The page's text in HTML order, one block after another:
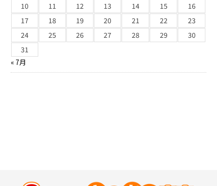
10
11 12 13 14 15
16
17
18 19 20 21 22
23
24
25 26 27 28 29
30
31
« 7月